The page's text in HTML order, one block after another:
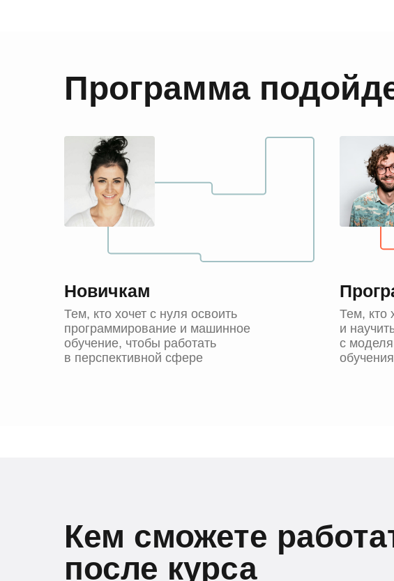
Новичкам
Тем, кто хочет с нуля освоить
программирование и машинное
обучение, чтобы работать
в перспективной сфере
Тем, кто
и
с
обучения
Программа
Кем сможете
после курса